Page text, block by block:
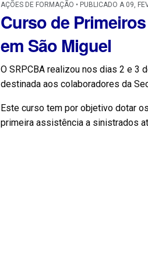
AÇÕES DE FORMAÇÃO • PUBLICADO A 09,
Curso de
em São Miguel
O SRPCBA realizou nos dias 2 e 3
destinada aos colaboradores da
Este curso tem por objetivo dotar
primeira assistência a sinistrados